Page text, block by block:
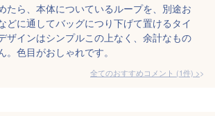
たら、本体についているループを、別途お
どに通してバッグにつり下げて置けるタイ
ザインはシンプルこの上なく、余計なもの
色目がおしゃれです。
全てのおすすめコメント (1件) >